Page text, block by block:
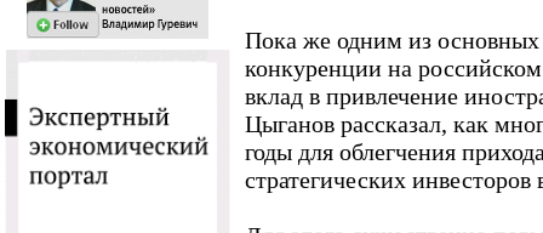
Пока же одним из основных
конкуренции на
вклад в привлечение
Цыганов рассказал, как
годы для облегчения
стратегических инвесторов